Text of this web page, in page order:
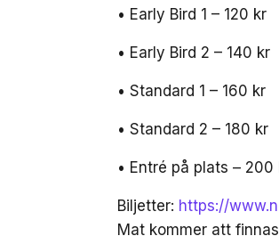
• Early Bird 1 – 120 kr
• Early Bird 2 – 140 kr
• Standard 1 – 160 kr
• Standard 2 – 180 kr
• Entré på plats – 200
Biljetter: https://
Mat kommer att